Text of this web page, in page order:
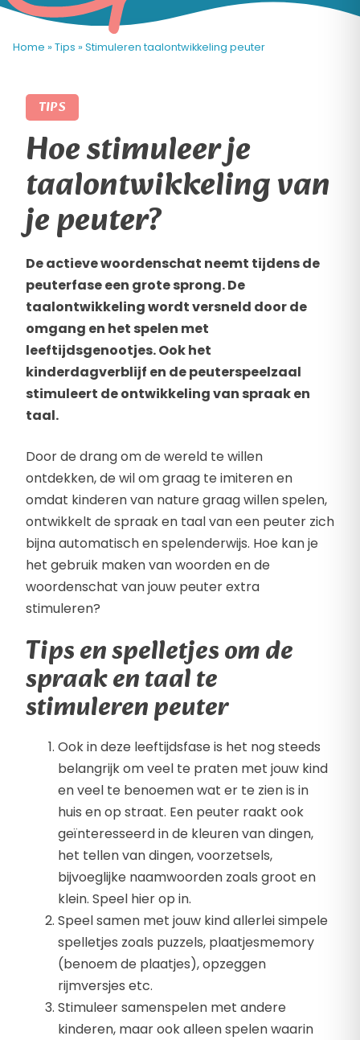
Home » Tips » Stimuleren taalontwikkeling peuter
TIPS
Hoe stimuleer je
taalontwikkeling van
je peuter?
De actieve woordenschat neemt tijdens de
peuterfase een grote sprong. De
taalontwikkeling wordt versneld door de
omgang en het spelen met
leeftijdsgenootjes. Ook het
kinderdagverblijf en de peuterspeelzaal
stimuleert de ontwikkeling van spraak en
taal.
Door de drang om de wereld te willen
ontdekken, de wil om graag te imiteren en
omdat kinderen van nature graag willen spelen,
ontwikkelt de spraak en taal van een peuter zich
bijna automatisch en spelenderwijs. Hoe kan je
het gebruik maken van woorden en de
woordenschat van jouw peuter extra
stimuleren?
Tips en spelletjes om de
spraak en taal te
stimuleren peuter
Ook in deze leeftijdsfase is het nog steeds
belangrijk om veel te praten met jouw kind
en veel te benoemen wat er te zien is in
huis en op straat. Een peuter raakt ook
geïnteresseerd in de kleuren van dingen,
het tellen van dingen, voorzetsels,
bijvoeglijke naamwoorden zoals groot en
klein. Speel hier op in.
Speel samen met jouw kind allerlei simpele
spelletjes zoals puzzels, plaatjesmemory
(benoem de plaatjes), opzeggen
rijmversjes etc.
Stimuleer samenspelen met andere
kinderen, maar ook alleen spelen waarin